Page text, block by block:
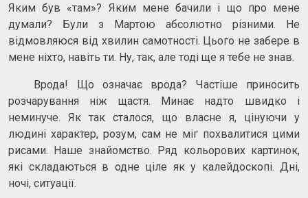
Яким був «там»? Яким мене бачили і що про мене
думали? Були з Мартою абсолютно різними. Не
відмовляюся від хвилин самотності. Цього не забере в
мене ніхто, навіть ти. Ну, так, але тоді ще я тебе не знав.
Врода! Що означає врода? Частіше приносить
розчарування ніж щастя. Минає надто швидко і
неминуче. Як так сталося, що власне я, цінуючи у
людині характер, розум, сам не міг похвалитися цими
рисами. Наше знайомство. Ряд кольорових картинок,
які складаються в одне ціле як у калейдоскопі. Дні,
ночі, ситуації.